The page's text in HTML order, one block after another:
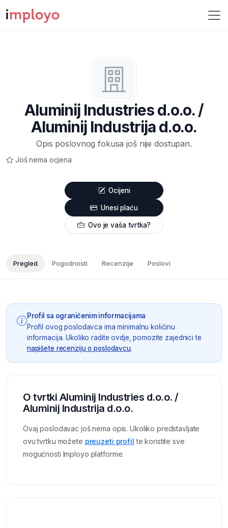
Aluminij Industries d.o.o. /
Aluminij Industrija d.o.o.
Opis poslovnog fokusa još nije dostupan.
Još nema ocjena
Ocijeni
Unesi plaću
Ovo je vaša tvrtka?
Pregled Pogodnosti Recenzije Poslovi
Profil sa ograničenim informacijama
Profil ovog poslodavca ima minimalnu količinu
informacija. Ukoliko radite ovdje, pomozite zajednici te
napišete recenziju o poslodavcu.
O tvrtki Aluminij Industries d.o.o. /
Aluminij Industrija d.o.o.
Ovaj poslodavac još nema opis. Ukoliko predstavljate
ovu tvrtku možete preuzeti profil te koristite sve
mogućnosti Imployo platforme.